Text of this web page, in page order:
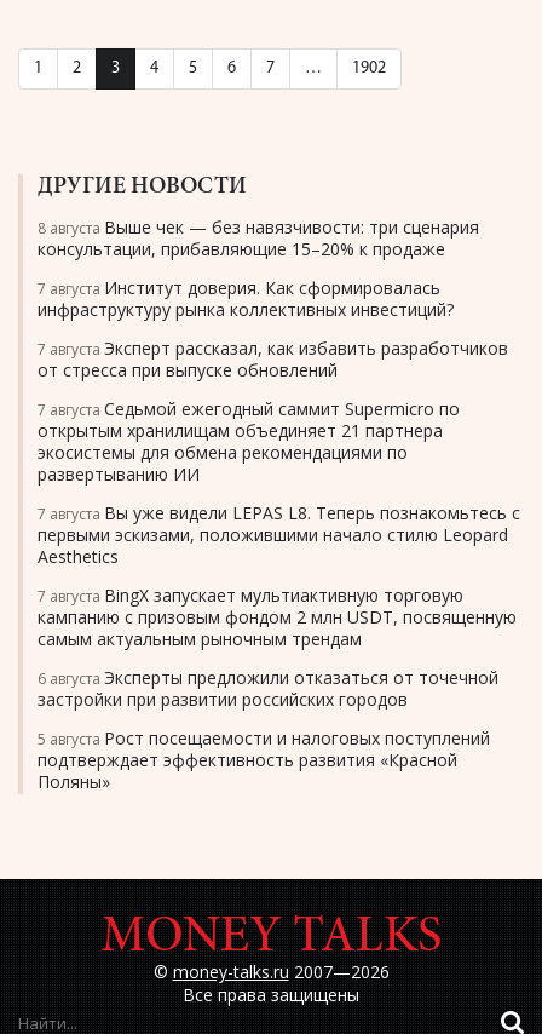
1 2 3 4 5 6 7 … 1902
ДРУГИЕ НОВОСТИ
8 августа Выше чек — без навязчивости: три сценария
консультации, прибавляющие 15–20% к продаже
7 августа Институт доверия. Как сформировалась
инфраструктуру рынка коллективных инвестиций?
7 августа Эксперт рассказал, как избавить разработчиков
от стресса при выпуске обновлений
7 августа Седьмой ежегодный саммит Supermicro по
открытым хранилищам объединяет 21 партнера
экосистемы для обмена рекомендациями по
развертыванию ИИ
7 августа Вы уже видели LEPAS L8. Теперь познакомьтесь с
первыми эскизами, положившими начало стилю Leopard
Aesthetics
7 августа BingX запускает мультиактивную торговую
кампанию с призовым фондом 2 млн USDT, посвященную
самым актуальным рыночным трендам
6 августа Эксперты предложили отказаться от точечной
застройки при развитии российских городов
5 августа Рост посещаемости и налоговых поступлений
подтверждает эффективность развития «Красной
Поляны»
©money-talks.ru2007—2026
Все права защищены